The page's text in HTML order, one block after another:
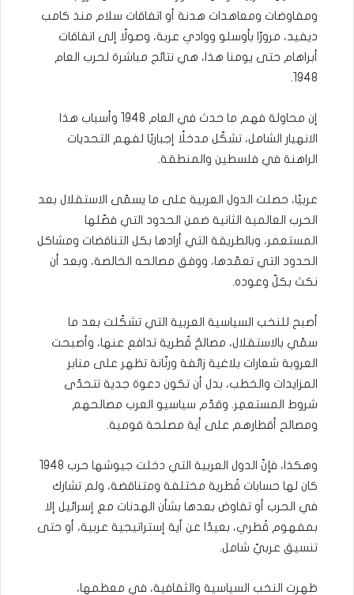
ومفاوضات ومعاهدات هدنة أو اتفاقات سلام منذ كامب
ديفيد، مرورًا بأوسلو ووادي عربة، وصولًا إلى اتفاقات
أبراهام حتى يومنا هذا، هي نتائج مباشرة لحرب العام
1948.
إن محاولة فهم ما حدث في العام 1948 وأسباب هذا
الانهيار الشامل، تشكّل مدخلًا إجباريًا لفهم التحديات
الراهنة في فلسطين والمنطقة.
عربيًا، حصلت الدول العربية على ما يسمّى الاستقلال بعد
الحرب العالمية الثانية ضمن الحدود التي فصّلها
المستعمر، وبالطريقة التي أرادها بكل التناقضات ومشاكل
الحدود التي تعمّدها، ووفق مصالحه الخالصة، وبعد أن
نكث بكلّ وعوده.
أصبح للنخب السياسية العربية التي تشكّلت بعد ما
سمّي بالاستقلال، مصالحُ قُطرية تدافع عنها، وأصبحت
العروبة شعارات بلاغية زائفة ورنّانة تظهر على منابر
المزايدات والخطب، بدل أن تكون دعوة جدية تتحدّى
شروط المستعمِر. وقدّم سياسيو العرب مصالحهم
ومصالح أقطارهم على أية مصلحة قومية.
وهكذا، فإنّ الدول العربية التي دخلت جيوشها حرب 1948
كان لها حسابات قُطرية مختلفة ومتناقضة، ولم تشارك
في الحرب أو تفاوض بعدها بشأن الهدنات مع إسرائيل إلا
بمفهوم قُطري، بعيدًا عن أية إستراتيجية عربية، أو حتى
تنسيق عربيّ شامل.
ظهرت النخب السياسية والثقافية، في معظمها،